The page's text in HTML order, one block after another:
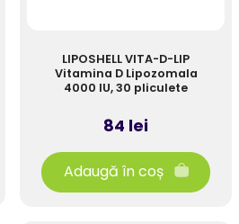
LIPOSHELL VITA-D-LIP
Vitamina D Lipozomala
4000 IU, 30 pliculete
84 lei
Adaugă în coș